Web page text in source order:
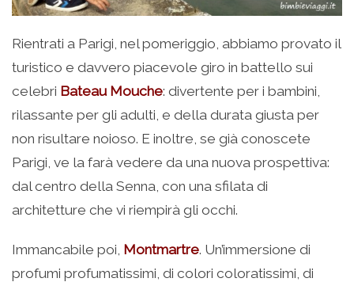
Rientrati a Parigi, nel pomeriggio, abbiamo provato il
turistico e davvero piacevole giro in battello sui
celebri Bateau Mouche: divertente per i bambini,
rilassante per gli adulti, e della durata giusta per
non risultare noioso. E inoltre, se già conoscete
Parigi, ve la farà vedere da una nuova prospettiva:
dal centro della Senna, con una sfilata di
architetture che vi riempirà gli occhi.
Immancabile poi, Montmartre. Un’immersione di
profumi profumatissimi, di colori coloratissimi, di